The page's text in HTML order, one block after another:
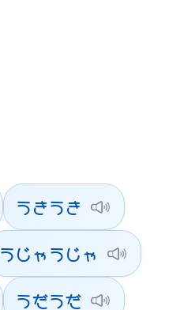
うきうき
うじゃうじゃ
うだうだ